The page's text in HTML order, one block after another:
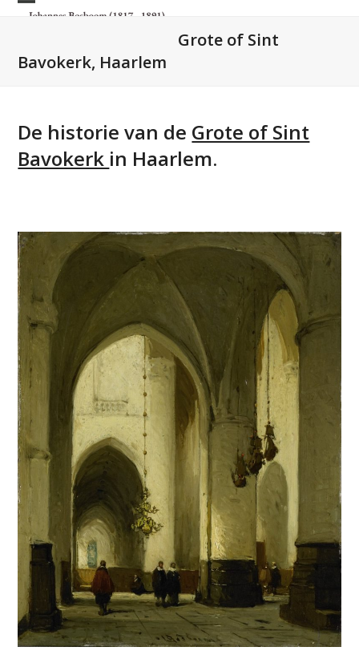
Skip Open
menu
Close
menu
Grote of Sint
Bavokerk, Haarlem
De historie van de Grote of Sint
Bavokerk in Haarlem.